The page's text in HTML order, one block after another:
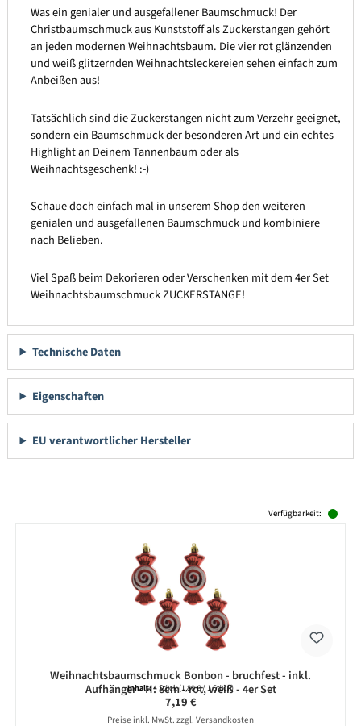
Was ein genialer und ausgefallener Baumschmuck! Der
Christbaumschmuck aus Kunststoff als Zuckerstangen gehört
an jeden modernen Weihnachtsbaum. Die vier rot glänzenden
und weiß glitzernden Weihnachtsleckereien sehen einfach zum
Anbeißen aus!
Tatsächlich sind die Zuckerstangen nicht zum Verzehr geeignet,
sondern ein Baumschmuck der besonderen Art und ein echtes
Highlight an Deinem Tannenbaum oder als
Weihnachtsgeschenk! :-)
Schaue doch einfach mal in unserem Shop den weiteren
genialen und ausgefallenen Baumschmuck und kombiniere
nach Belieben.
Viel Spaß beim Dekorieren oder Verschenken mit dem 4er Set
Weihnachtsbaumschmuck ZUCKERSTANGE!
Technische Daten
Eigenschaften
EU verantwortlicher Hersteller
Verfügbarkeit:
Weihnachtsbaumschmuck Bonbon - bruchfest - inkl.
Aufhänger - H: 8cm - rot, weiß - 4er Set
Inhalt:4 Stück(1,80 € / 1 Stück)
Regulärer Preis:
7,19 €
Preise inkl. MwSt. zzgl. Versandkosten